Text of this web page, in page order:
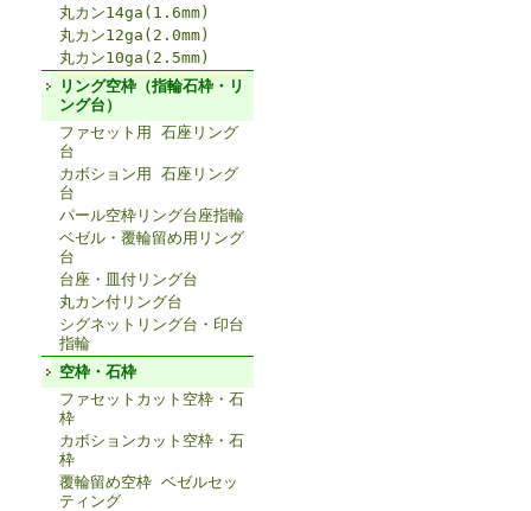
丸カン14ga(1.6mm)
丸カン12ga(2.0mm)
丸カン10ga(2.5mm)
リング空枠（指輪石枠・リ
ング台）
ファセット用 石座リング
台
カボション用 石座リング
台
パール空枠リング台座指輪
ベゼル・覆輪留め用リング
台
台座・皿付リング台
丸カン付リング台
シグネットリング台・印台
指輪
空枠・石枠
ファセットカット空枠・石
枠
カボションカット空枠・石
枠
覆輪留め空枠 ベゼルセッ
ティング